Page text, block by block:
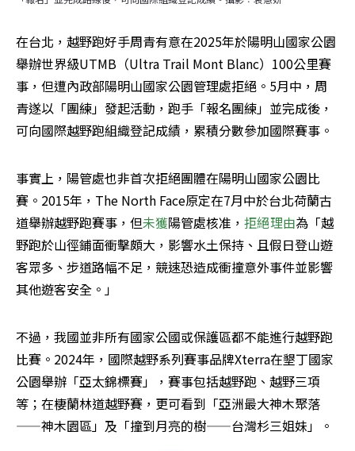
在台北，越野跑好手周青有意在2025年於陽明山國家公園
舉辦世界級UTMB（Ultra Trail Mont Blanc）100公里賽
事，但遭內政部陽明山國家公園管理處拒絕。5月中，周
青遂以「團練」發起活動，跑手「報名團練」並完成後，
可向國際越野跑組織登記成績，累積分數參加國際賽事。
事實上，陽管處也非首次拒絕團體在陽明山國家公園比
賽。2015年，The North Face原定在7月中於台北荷蘭古
道舉辦越野跑賽事，但未獲陽管處核准，拒絕理由為「越
野跑於山徑鋪面衝擊頗大，影響水土保持、且假日登山遊
客眾多、步道路幅不足，競速恐造成衝撞意外事件並影響
其他遊客安全。」
不過，我國並非所有國家公國或保護區都不能進行越野跑
比賽。2024年，國際越野系列賽事品牌Xterra在墾丁國家
公園舉辦「亞太錦標賽」，賽事包括越野跑、越野三項
等；在棲蘭林道越野賽，更可看到「亞洲最大神木聚落
——神木園區」及「撞到月亮的樹——台灣杉三姐妹」。